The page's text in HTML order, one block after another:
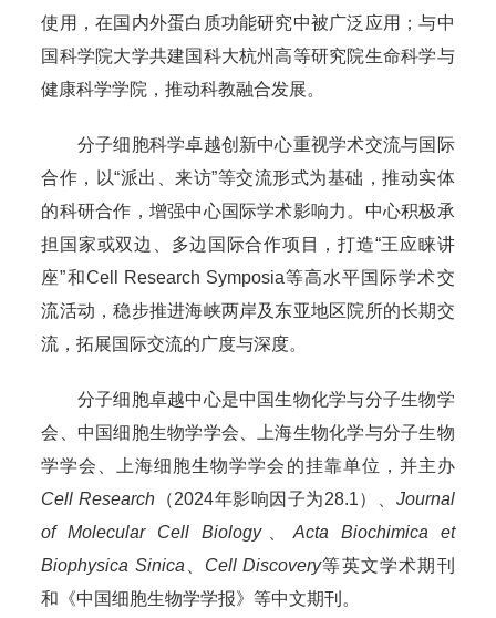
使用，在国内外蛋白质功能研究中被广泛应用；与中
国科学院大学共建国科大杭州高等研究院生命科学与
健康科学学院，推动科教融合发展。
分子细胞科学卓越创新中心重视学术交流与国际
合作，以“派出、来访”等交流形式为基础，推动实体
的科研合作，增强中心国际学术影响力。中心积极承
担国家或双边、多边国际合作项目，打造“王应睐讲
座”和Cell Research Symposia等高水平国际学术交
流活动，稳步推进海峡两岸及东亚地区院所的长期交
流，拓展国际交流的广度与深度。
分子细胞卓越中心是中国生物化学与分子生物学
会、中国细胞生物学学会、上海生物化学与分子生物
学学会、上海细胞生物学学会的挂靠单位，并主办
Cell Research（2024年影响因子为28.1）、 Journal
of Molecular Cell Biology、Acta Biochimica et
Biophysica Sinica
Cell Discovery等英文学术期刊
和《中国细胞生物学学报》等中文期刊。